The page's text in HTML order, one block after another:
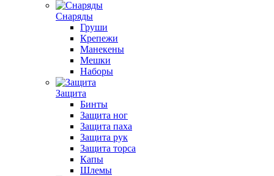
Снаряды
Груши
Крепежи
Манекены
Мешки
Наборы
Защита
Бинты
Защита ног
Защита паха
Защита рук
Защита торса
Капы
Шлемы